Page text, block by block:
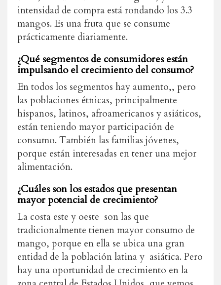
intensidad de compra está rondando los 3.3
mangos. Es una fruta que se consume
prácticamente diariamente.
¿Qué segmentos de consumidores están
impulsando el crecimiento del consumo?
En todos los segmentos hay aumento,, pero
las poblaciones étnicas, principalmente
hispanos, latinos, afroamericanos y asiáticos,
están teniendo mayor participación de
consumo. También las familias jóvenes,
porque están interesadas en tener una mejor
alimentación.
¿Cuáles son los estados que presentan
mayor potencial de crecimiento?
La costa este y oeste son las que
tradicionalmente tienen mayor consumo de
mango, porque en ella se ubica una gran
entidad de la población latina y asiática. Pero
hay una oportunidad de crecimiento en la